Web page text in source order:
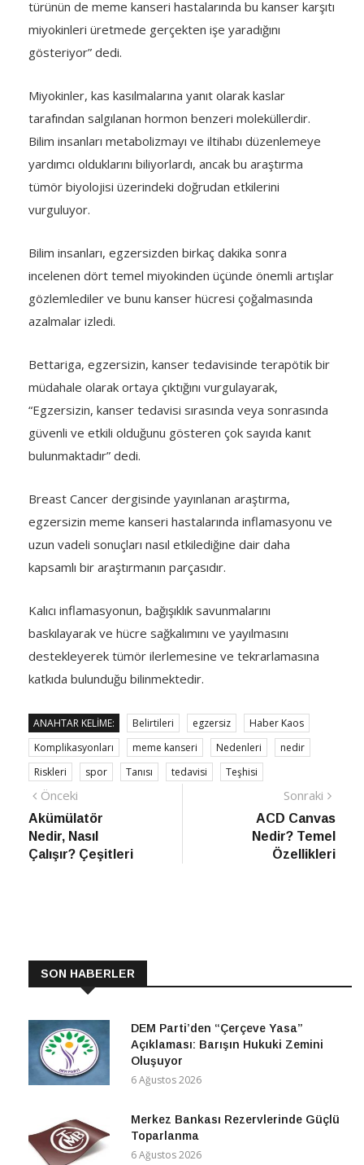
miyokinleri üretmede gerçekten işe yaradığını
gösteriyor” dedi.
tarafından salgılanan hormon benzeri moleküllerdir.
Bilim insanları metabolizmayı ve iltihabı düzenlemeye
yardımcı olduklarını biliyorlardı, ancak bu araştırma
tümör biyolojisi üzerindeki doğrudan etkilerini
vurguluyor.
incelenen dört temel miyokinden üçünde önemli artışlar
gözlemlediler ve bunu kanser hücresi çoğalmasında
azalmalar izledi.
müdahale olarak ortaya çıktığını vurgulayarak,
“Egzersizin, kanser tedavisi sırasında veya sonrasında
güvenli ve etkili olduğunu gösteren çok sayıda kanıt
bulunmaktadır” dedi.
egzersizin meme kanseri hastalarında inflamasyonu ve
uzun vadeli sonuçları nasıl etkilediğine dair daha
kapsamlı bir araştırmanın parçasıdır.
baskılayarak ve hücre sağkalımını ve yayılmasını
destekleyerek tümör ilerlemesine ve tekrarlamasına
katkıda bulunduğu bilinmektedir.
Komplikasyonları
meme kanseri Nedenleri
nedir
Riskleri
spor Tanısı tedavisi Teşhisi
Yazı
gezinmesi
Önceki Önceki
Akümülatör
Nedir, Nasıl
Çalışır? Çeşitleri
ACD Canvas
Nedir? Temel
Özellikleri
Açıklaması: Barışın Hukuki Zemini
Oluşuyor
6 Ağustos 2026
Toparlanma
6 Ağustos 2026